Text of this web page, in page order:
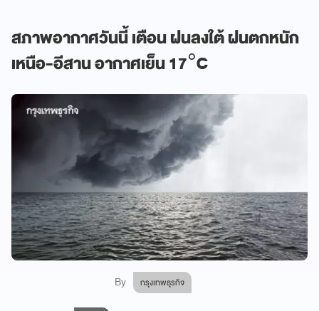
สภาพอากาศวันนี้ เตือน ฝนลงใต้ ฝนตกหนัก
เหนือ-อีสาน อากาศเย็น 17°C
By กรุงเทพธุรกิจ